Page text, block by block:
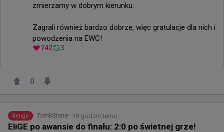
zmierzamy w dobrym kierunku.
Zagrali również bardzo dobrze, więc gratulacje dla nich i
powodzenia na EWC!
742 3
0
#elige TombStone 18 godzin temu
EliGE po awansie do finału: 2:0 po świetnej grze!